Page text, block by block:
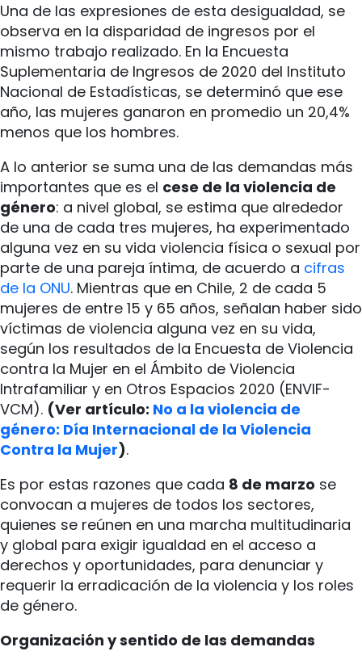
Una de las expresiones de esta desigualdad, se
observa en la disparidad de ingresos por el
mismo trabajo realizado. En la Encuesta
Suplementaria de Ingresos de 2020 del Instituto
Nacional de Estadísticas, se determinó que ese
año, las mujeres ganaron en promedio un 20,4%
menos que los hombres.
A lo anterior se suma una de las demandas más
importantes que es el cese de la violencia de
género: a nivel global, se estima que alrededor
de una de cada tres mujeres, ha experimentado
alguna vez en su vida violencia física o sexual por
parte de una pareja íntima, de acuerdo a cifras
de la ONU. Mientras que en Chile, 2 de cada 5
mujeres de entre 15 y 65 años, señalan haber sido
víctimas de violencia alguna vez en su vida,
según los resultados de la Encuesta de Violencia
contra la Mujer en el Ámbito de Violencia
Intrafamiliar y en Otros Espacios 2020 (ENVIF-
VCM). (Ver artículo: No a la violencia de
género: Día Internacional de la Violencia
Contra la Mujer).
Es por estas razones que cada 8 de marzo se
convocan a mujeres de todos los sectores,
quienes se reúnen en una marcha multitudinaria
y global para exigir igualdad en el acceso a
derechos y oportunidades, para denunciar y
requerir la erradicación de la violencia y los roles
de género.
Organización y sentido de las demandas